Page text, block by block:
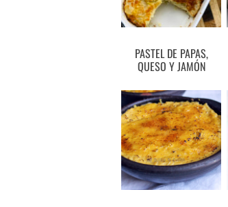
PASTEL DE PAPAS,
QUESO Y JAMÓN